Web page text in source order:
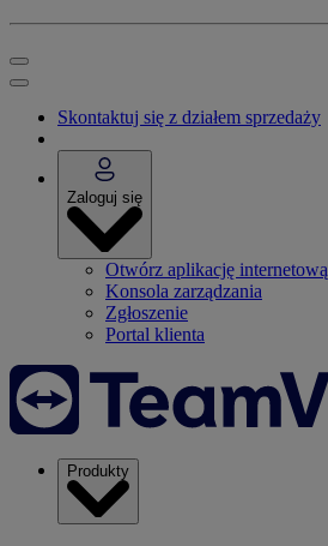
Skontaktuj się z działem sprzedaży
Zaloguj się
Otwórz aplikację internetową
Konsola zarządzania
Zgłoszenie
Portal klienta
Produkty